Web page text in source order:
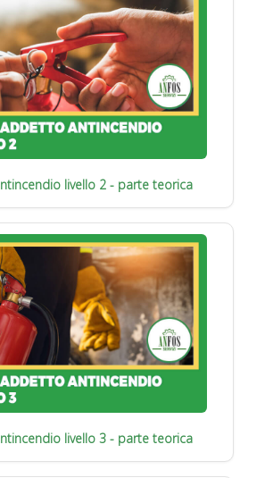
livello 2 - parte teorica
livello 3 - parte teorica